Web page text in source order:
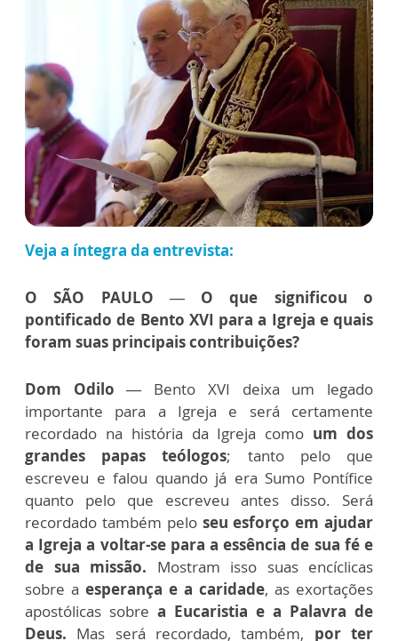
Veja a íntegra da entrevista:
O SÃO PAULO — O que significou o
pontificado de Bento XVI para a Igreja e quais
foram suas principais contribuições?
Dom Odilo — Bento XVI deixa um legado
importante para a Igreja e será certamente
recordado na história da Igreja como um dos
grandes papas teólogos; tanto pelo que
escreveu e falou quando já era Sumo Pontífice
quanto pelo que escreveu antes disso. Será
recordado também pelo seu esforço em ajudar
a Igreja a voltar-se para a essência de sua fé e
de sua missão. Mostram isso suas encíclicas
sobre a esperança e a caridade, as exortações
apostólicas sobre a Eucaristia e a Palavra de
Deus. Mas será recordado, também, por ter